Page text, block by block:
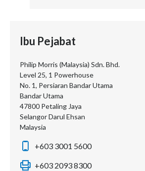
Ibu Pejabat
Philip Morris (Malaysia) Sdn. Bhd.
Level 25, 1 Powerhouse
No. 1, Persiaran Bandar Utama
Bandar Utama
47800 Petaling Jaya
Selangor Darul Ehsan
Malaysia
+603 3001 5600
+603 2093 8300